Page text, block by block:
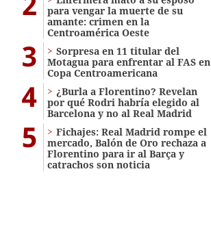
para vengar la muerte de su
amante: crimen en la
Centroamérica Oeste
3
Sorpresa en 11 titular del
Motagua para enfrentar al FAS en
Copa Centroamericana
4
¿Burla a Florentino? Revelan
por qué Rodri habría elegido al
Barcelona y no al Real Madrid
5
Fichajes: Real Madrid rompe el
mercado, Balón de Oro rechaza a
Florentino para ir al Barça y
catrachos son noticia